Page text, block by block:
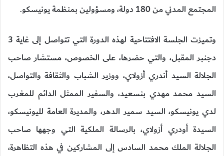
المجتمع المدني من 180 دولة، ومسؤولين بمنظمة يونيسكو.
وتميزت الجلسة الافتتاحية لهذه الدورة التي تتواصل إلى غاية 3
دجنبر المقبل، والتي حضرها، على الخصوص، مستشار صاحب
الجلالة السيد أندري أزولاي، ووزير الشباب والثقافة والتواصل،
السيد محمد مهدي بنسعيد، والسفير الممثل الدائم للمغرب
لدي يونيسكو، السيد سمير الدهر، والمديرة العامة لليونيسكو،
السيدة أودري أزولاي، بالرسالة الملكية التي وجهها صاحب
الجلالة الملك محمد السادس إلى المشاركين في هذه التظاهرة،